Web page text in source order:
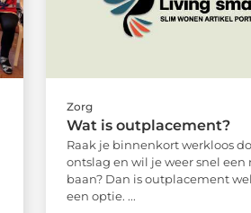
Zorg
Wat is outplacement?
Raak je binnenkort werkloos
ontslag en wil je weer snel een
baan? Dan is outplacement
een optie. ...